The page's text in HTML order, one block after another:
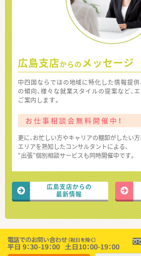
広島支店からの メッセージ
中四国ならではの地域に特化した情報提供
の傾向、様々な就業スタイルの提案など、
ご案内します。
お仕事相談会無料開催中！
更に、お忙しい方やキャリアの棚卸がしたい
エリアを熟知したコンサルタントによる、
“出張”個別相談サービスも同時開催中です。
広島支店からの
最新情報